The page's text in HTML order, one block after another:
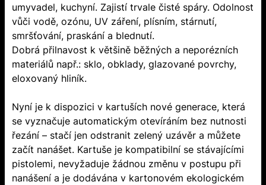
umyvadel, kuchyní. Zajistí trvale čisté spáry. Odolnost
vůči vodě, ozónu, UV záření, plísním, stárnutí,
smršťování, praskání a blednutí.
Dobrá přilnavost k většině běžných a neporézních
materiálů např.: sklo, obklady, glazované povrchy,
eloxovaný hliník.
Nyní je k dispozici v kartuších nové generace, která
se vyznačuje automatickým otevíráním bez nutnosti
řezání – stačí jen odstranit zelený uzávěr a můžete
začít nanášet. Kartuše je kompatibilní se stávajícími
pistolemi, nevyžaduje žádnou změnu v postupu při
nanášení a je dodávána v kartonovém ekologickém